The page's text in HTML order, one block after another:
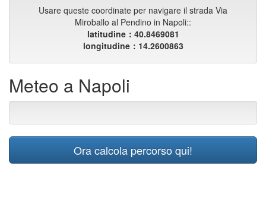
Usare queste coordinate per navigare il strada Via
Miroballo al Pendino in Napoli::
latitudine：40.8469081
longitudine：14.2600863
Meteo a Napoli
Ora calcola percorso qui!